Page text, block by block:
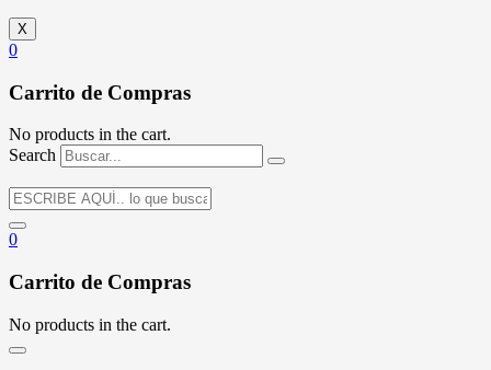
X
0
Carrito de Compras
No products in the cart.
Search
0
Carrito de Compras
No products in the cart.